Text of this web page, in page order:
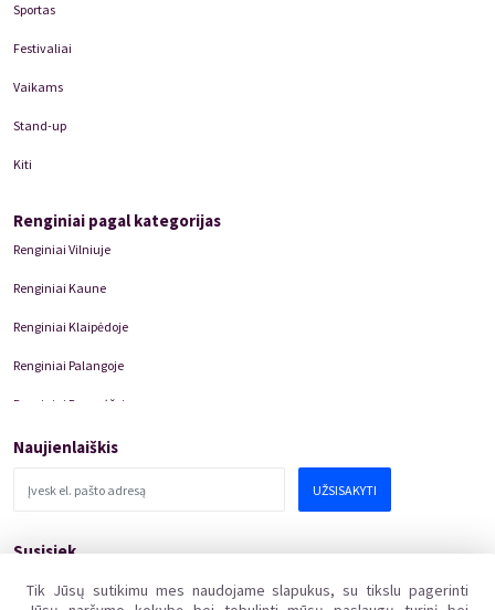
Tik Jūsų sutikimu mes naudojame slapukus, su tikslu pagerinti
Sportas
Festivaliai
Vaikams
Stand-up
Kiti
Renginiai pagal kategorijas
Renginiai Vilniuje
Renginiai Kaune
Renginiai Klaipėdoje
Renginiai Palangoje
Renginiai Panevėžyje
Domino Teatro Spektakliai
Naujienlaiškis
UŽSISAKYTI
Susisiek